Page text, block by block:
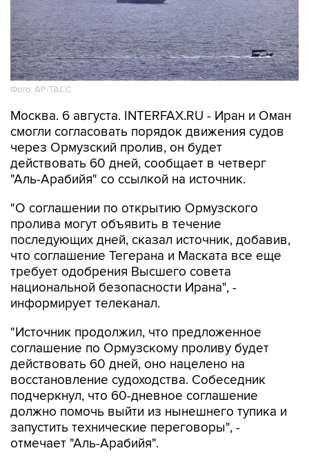
Фото: AP/ТАСС
Москва. 6 августа. INTERFAX.RU - Иран и Оман
смогли согласовать порядок движения судов
через Ормузский пролив, он будет
действовать 60 дней, сообщает в четверг
"Аль-Арабийя" со ссылкой на источник.
"О соглашении по открытию Ормузского
пролива могут объявить в течение
последующих дней, сказал источник, добавив,
что соглашение Тегерана и Маската все еще
требует одобрения Высшего совета
национальной безопасности Ирана", -
информирует телеканал.
"Источник продолжил, что предложенное
соглашение по Ормузскому проливу будет
действовать 60 дней, оно нацелено на
восстановление судоходства. Собеседник
подчеркнул, что 60-дневное соглашение
должно помочь выйти из нынешнего тупика и
запустить технические переговоры", -
отмечает "Аль-Арабийя".